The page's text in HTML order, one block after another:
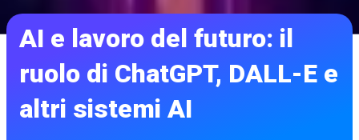
AI e lavoro del futuro: il
ruolo di ChatGPT, DALL-E e
altri sistemi AI